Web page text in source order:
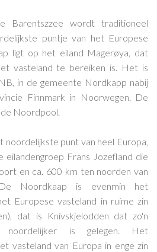
Barentszzee wordt traditioneel
puntje van het Europese
ligt op het eiland Magerøya, dat
vasteland te bereiken is. Het is
in de gemeente Nordkapp nabij
Finnmark in Noorwegen. De
Noordpool.
noordelijkste punt van heel Europa,
eilandengroep Frans Jozefland die
en ca. 600 km ten noorden van
Noordkaap is evenmin het
Europese vasteland in ruime zin
dat is Knivskjelodden dat zo'n
noordelijker is gelegen. Het
vasteland van Europa in enge zin